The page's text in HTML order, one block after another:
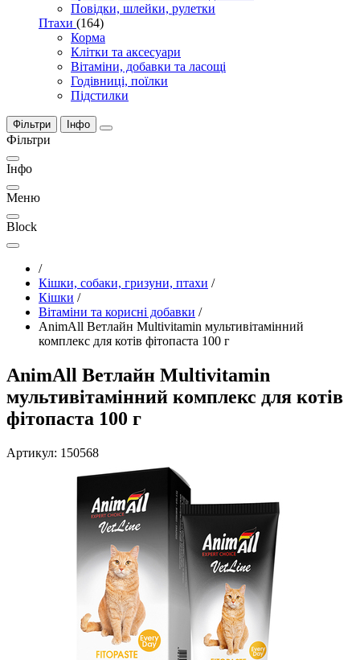
Повідки, шлейки, рулетки
Птахи (164)
Корма
Клітки та аксесуари
Вітаміни, добавки та ласощі
Годівниці, поїлки
Підстилки
Фільтри Інфо
Фільтри
Інфо
Меню
Block
/
Кішки, собаки, гризуни, птахи /
Кішки /
Вітаміни та корисні добавки /
AnimAll Ветлайн Multivitamin мультивітамінний
комплекс для котів фітопаста 100 г
AnimAll Ветлайн Multivitamin
мультивітамінний комплекс для котів
фітопаста 100 г
Артикул: 150568